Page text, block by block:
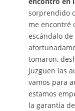
sorprendido
me encontré
escándalo
tomaron,
juzguen las
vamos para
estamos
la garantía